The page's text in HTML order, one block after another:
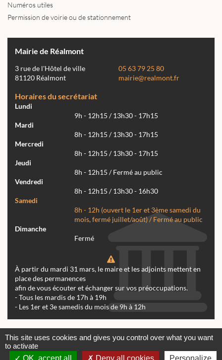
Numéros utiles
Permission de voirie ou de stationnement
Mairie de Réalmont
3 rue de l'Hôtel de ville
81120 Réalmont
05 63 79 25 80
mairie@realmont.fr
Horaires du secrétariat
Lundi
9h - 12h15 / 13h30 - 17h15
Mardi
8h - 12h15 / 13h30 - 17h15
Mercredi
8h - 12h15 / 13h30 - 17h15
Jeudi
8h - 12h15 / Fermé au public
Vendredi
8h - 12h15 / 13h30 - 16h30
Samedi
8h - 12h (ouvert le 1er et 3ème samedi du
mois, fermé juillet/août) / Fermé au public
Dimanche
Fermé
À partir du mardi 31 mars, le maire et les adjoints mettent en
place des permanences
afin de vous écouter et échanger sur vos préoccupations.
- Tous les mardis de 17h à 19h
- Les 1er et 3e samedis du mois de 9h à 12h
Contactez-nous
Mentions légales
This site uses cookies and gives you control over what you want
to activate
OK, accept all
Deny all cookies Personalize